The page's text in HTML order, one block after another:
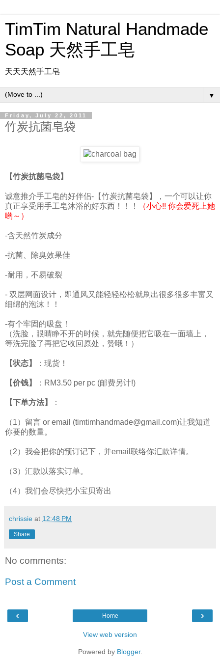
TimTim Natural Handmade
Soap 天然手工皂
天天天然手工皂
▼
Friday, July 22, 2011
竹炭抗菌皂袋
【竹炭抗菌皂袋】
诚意推介手工皂的好伴侣-【竹炭抗菌皂袋】，一个可以让你
真正享受用手工皂沐浴的好东​西！！！
（小心!! 你会爱死上她
哟～）
-含天然竹炭成分
-抗菌、除臭效果佳
-耐用，不易破裂
- 双层网面设计，即通风又能轻轻松松就刷出很多很多丰富又
细绵的泡沫！！
-有个牢固的吸盘！
（洗脸，眼睛睁不开的时候，就先随便把它吸在一面墙上，
等洗完脸了再把它收回原处，赞​哦！）
【状态】 ：现货！
【价钱】 ：RM3.50 per pc (邮费另计!)
【下单方法】 ：
（1）留言 or email (timtimhandmade@gmail.com)让我知道
你要的数量。
（2）我会把你的预订记下，并email联络你汇款详情。
（3）汇款以落实订单。
（4）我们会尽快把小宝贝寄出
chrissie at 12:48 PM
Share
No comments:
Post a Comment
‹ ›
Home
View web version
Powered by Blogger.